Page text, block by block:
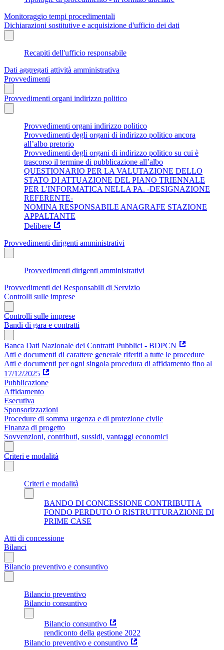
Monitoraggio tempi procedimentali
Dichiarazioni sostitutive e acquisizione d'ufficio dei dati
Recapiti dell'ufficio responsabile
Dati aggregati attività amministrativa
Provvedimenti
Provvedimenti organi indirizzo politico
Provvedimenti organi indirizzo politico
Provvedimenti degli organi di indirizzo politico ancora
all’albo pretorio
Provvedimenti degli organi di indirizzo politico su cui è
trascorso il termine di pubblicazione all’albo
QUESTIONARIO PER LA VALUTAZIONE DELLO
STATO DI ATTUAZIONE DEL PIANO TRIENNALE
PER L'INFORMATICA NELLA PA. -DESIGNAZIONE
REFERENTE-
NOMINA RESPONSABILE ANAGRAFE STAZIONE
APPALTANTE
Delibere
Provvedimenti dirigenti amministrativi
Provvedimenti dirigenti amministrativi
Provvedimenti dei Responsabili di Servizio
Controlli sulle imprese
Controlli sulle imprese
Bandi di gara e contratti
Banca Dati Nazionale dei Contratti Pubblici - BDPCN
Atti e documenti di carattere generale riferiti a tutte le procedure
Atti e documenti per ogni singola procedura di affidamento fino al
17/12/2025
Pubblicazione
Affidamento
Esecutiva
Sponsorizzazioni
Procedure di somma urgenza e di protezione civile
Finanza di progetto
Sovvenzioni, contributi, sussidi, vantaggi economici
Criteri e modalità
Criteri e modalità
BANDO DI CONCESSIONE CONTRIBUTI A
FONDO PERDUTO O RISTRUTTURAZIONE DI
PRIME CASE
Atti di concessione
Bilanci
Bilancio preventivo e consuntivo
Bilancio preventivo
Bilancio consuntivo
Bilancio consuntivo
rendiconto della gestione 2022
Bilancio preventivo e consuntivo